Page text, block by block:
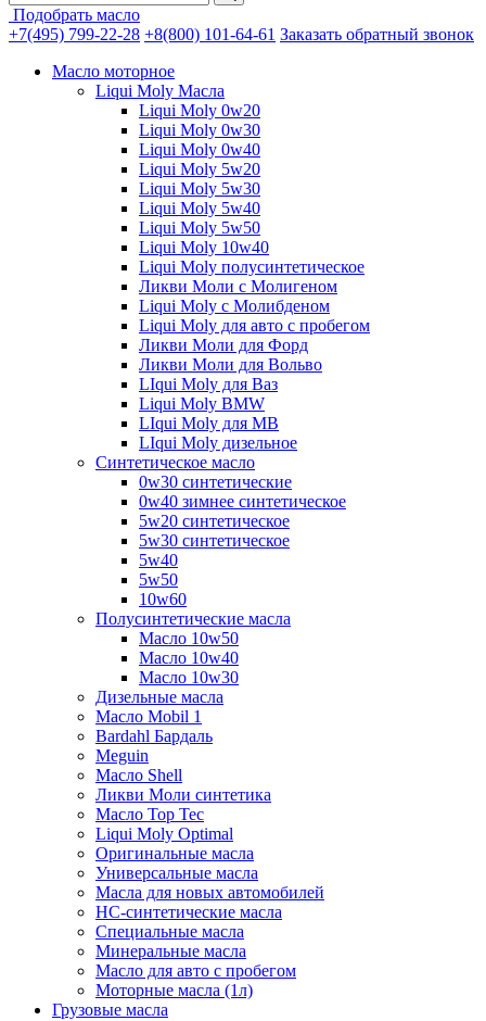
Подобрать масло
+7(495) 799-22-28 +8(800) 101-64-61 Заказать обратный звонок
Масло моторное
Liqui Moly Масла
Liqui Moly 0w20
Liqui Moly 0w30
Liqui Moly 0w40
Liqui Moly 5w20
Liqui Moly 5w30
Liqui Moly 5w40
Liqui Moly 5w50
Liqui Moly 10w40
Liqui Moly полусинтетическое
Ликви Моли с Молигеном
Liqui Moly с Молибденом
Liqui Moly для авто с пробегом
Ликви Моли для Форд
Ликви Моли для Вольво
LIqui Moly для Ваз
Liqui Moly BMW
LIqui Moly для MB
LIqui Moly дизельное
Синтетическое масло
0w30 синтетические
0w40 зимнее синтетическое
5w20 синтетическое
5w30 синтетическое
5w40
5w50
10w60
Полусинтетические масла
Масло 10w50
Масло 10w40
Масло 10w30
Дизельные масла
Масло Mobil 1
Bardahl Бардаль
Meguin
Масло Shell
Ликви Моли синтетика
Масло Top Tec
Liqui Moly Optimal
Оригинальные масла
Универсальные масла
Масла для новых автомобилей
HC-синтетические масла
Специальные масла
Минеральные масла
Масло для авто с пробегом
Моторные масла (1л)
Грузовые масла